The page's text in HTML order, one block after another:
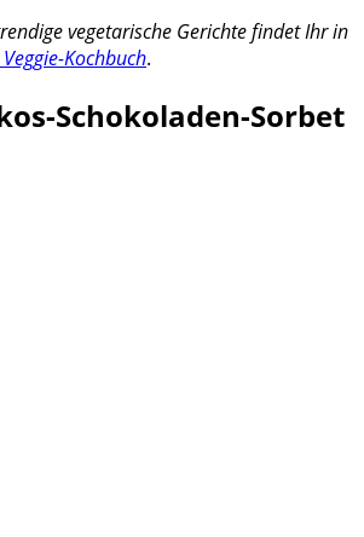
vegetarische Gerichte findet Ihr in
Kochbuch.
Schokoladen-Sorbet